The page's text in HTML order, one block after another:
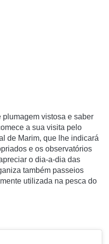
vistosa e saber
a sua visita pelo
de Marim, que lhe indicará
e os observatórios
o dia-a-dia das
também passeios
utilizada na pesca do